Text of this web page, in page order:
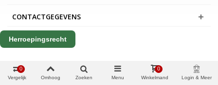
CONTACTGEGEVENS
Herroepingsrecht
Vergelijk
0
Omhoog Zoeken Menu Winkelmand
0
Login & Meer